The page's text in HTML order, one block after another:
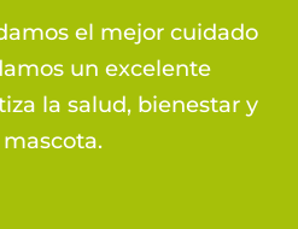
el mejor cuidado
un excelente
la salud, bienestar y